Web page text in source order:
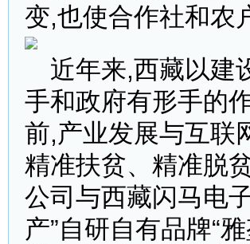
变,也使合作社和农
近年来,西藏以建
手和政府有形手的
前,产业发展与互联
精准扶贫、精准脱
公司与西藏闪马电
产”自研自有品牌“